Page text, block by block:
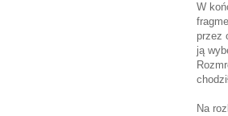
W
przez
ją
Na